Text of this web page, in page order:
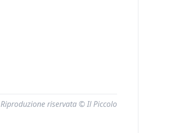
Riproduzione riservata © Il Piccolo